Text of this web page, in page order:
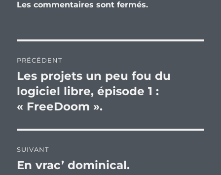
Les commentaires sont fermés.
de
l’article
PRÉCÉDENT
Publication
précédente :
Les projets un peu fou du
logiciel libre, épisode 1 :
« FreeDoom ».
SUIVANT
Publication
En vrac’ dominical.